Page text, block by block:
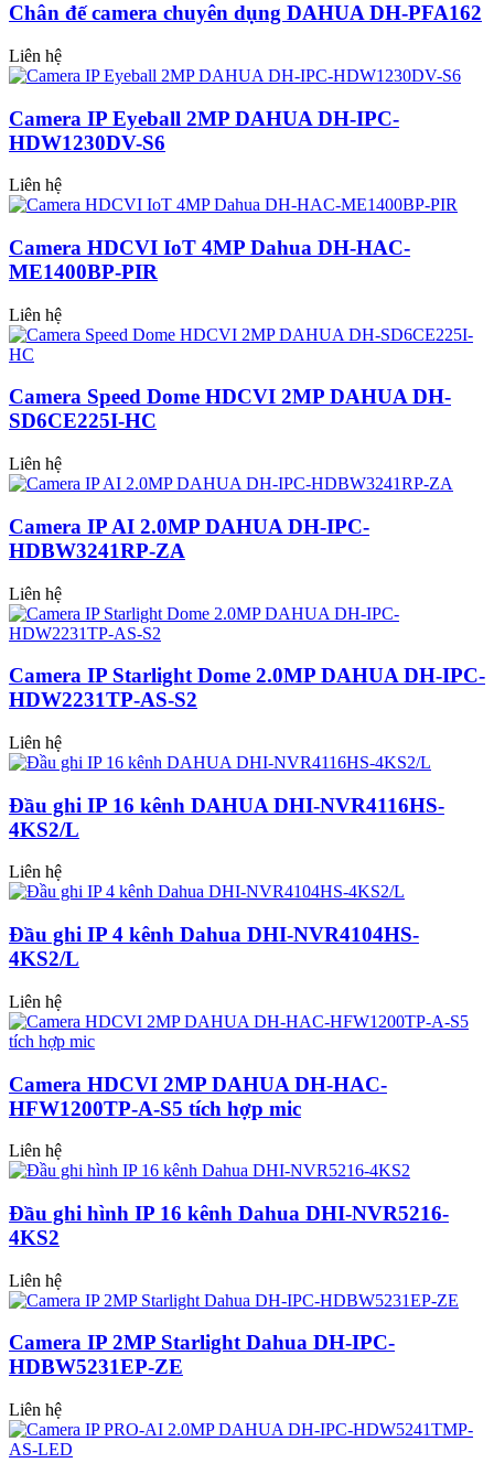
Chân đế camera chuyên dụng DAHUA DH-PFA162
Liên hệ
Camera IP Eyeball 2MP DAHUA DH-IPC-
HDW1230DV-S6
Liên hệ
Camera HDCVI IoT 4MP Dahua DH-HAC-
ME1400BP-PIR
Liên hệ
Camera Speed Dome HDCVI 2MP DAHUA DH-
SD6CE225I-HC
Liên hệ
Camera IP AI 2.0MP DAHUA DH-IPC-
HDBW3241RP-ZA
Liên hệ
Camera IP Starlight Dome 2.0MP DAHUA DH-IPC-
HDW2231TP-AS-S2
Liên hệ
Đầu ghi IP 16 kênh DAHUA DHI-NVR4116HS-
4KS2/L
Liên hệ
Đầu ghi IP 4 kênh Dahua DHI-NVR4104HS-
4KS2/L
Liên hệ
Camera HDCVI 2MP DAHUA DH-HAC-
HFW1200TP-A-S5 tích hợp mic
Liên hệ
Đầu ghi hình IP 16 kênh Dahua DHI-NVR5216-
4KS2
Liên hệ
Camera IP 2MP Starlight Dahua DH-IPC-
HDBW5231EP-ZE
Liên hệ